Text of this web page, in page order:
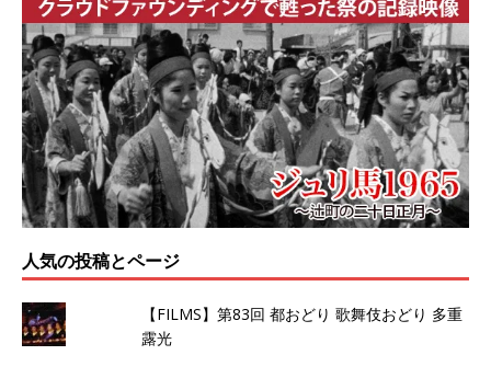
人気の投稿とページ
【FILMS】第83回 都おどり 歌舞伎おどり 多重
露光